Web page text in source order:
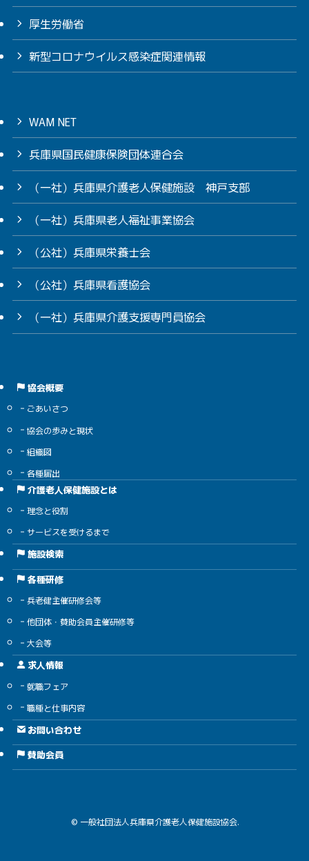
厚生労働省
新型コロナウイルス感染症関連情報
WAM NET
兵庫県国民健康保険団体連合会
（一社）兵庫県介護老人保健施設 神戸支部
（一社）兵庫県老人福祉事業協会
（公社）兵庫県栄養士会
（公社）兵庫県看護協会
（一社）兵庫県介護支援専門員協会
協会概要
ごあいさつ
協会の歩みと現状
組織図
各種届出
介護老人保健施設とは
理念と役割
サービスを受けるまで
施設検索
各種研修
兵老健主催研修会等
他団体・賛助会員主催研修等
大会等
求人情報
就職フェア
職種と仕事内容
お問い合わせ
賛助会員
© 一般社団法人兵庫県介護老人保健施設協会.